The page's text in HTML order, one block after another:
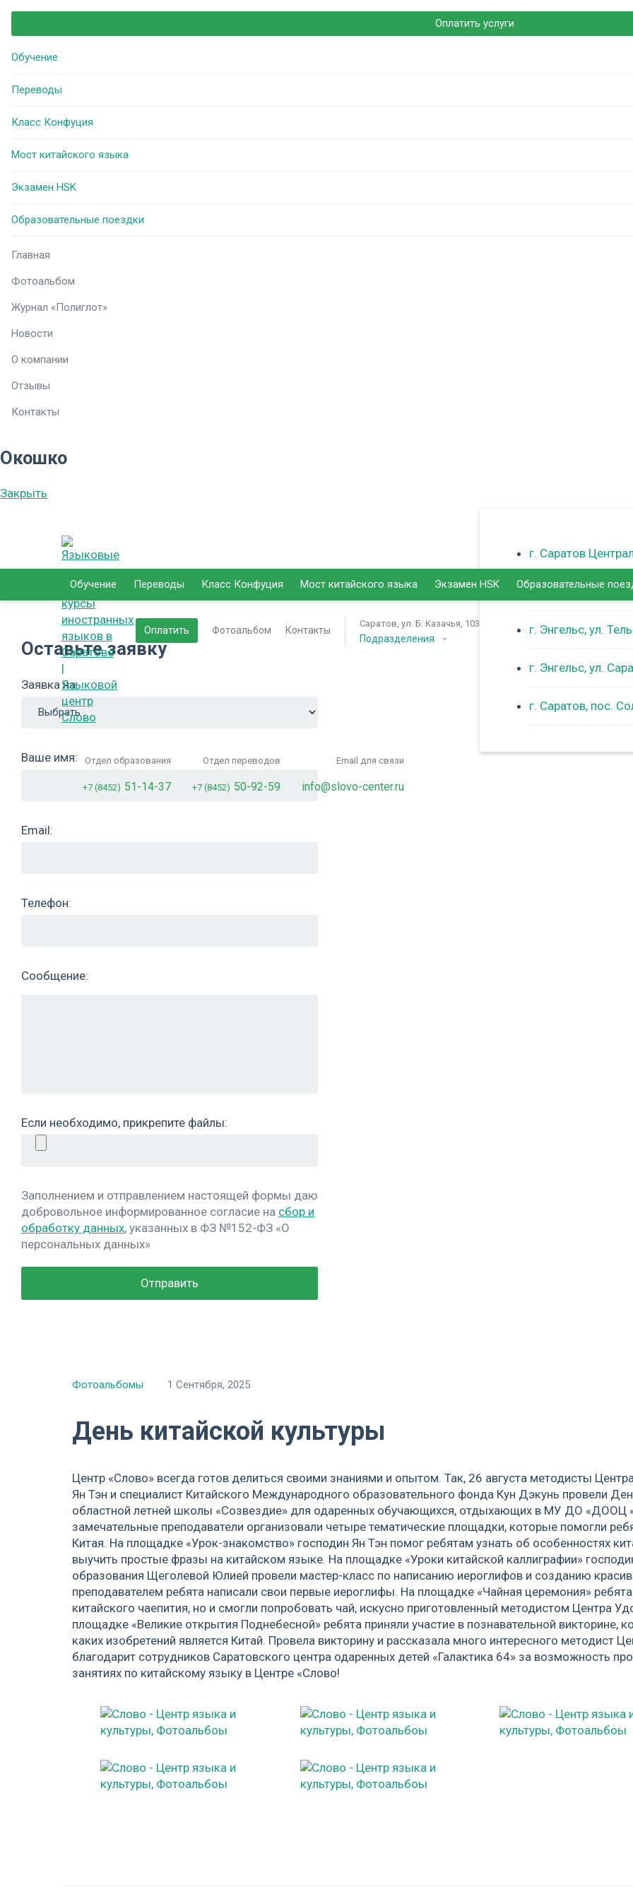
Оплатить услуги
Обучение
Переводы
Класс Конфуция
Мост китайского языка
Экзамен HSK
Образовательные поездки
Главная
Фотоальбом
Журнал «Полиглот»
Новости
О компании
Отзывы
Контакты
Окошко
Закрыть
Оплатить Фотоальбом Контакты
Саратов, ул. Б. Казачья, 103
Подразделения
г. Саратов
г. Балаково
г. Энгельс, ул.
г. Энгельс, ул.
г. Саратов, пос.
Отдел образования
+7 (8452) 51-14-37
Отдел переводов
+7 (8452) 50-92-59
Email для связи
info@slovo-center.ru
Обучение Переводы Класс Конфуция Мост китайского языка Экзамен HSK Образовательные
Оставьте заявку
Заявка на:
Ваше имя:
Email:
Телефон:
Сообщение:
Если необходимо, прикрепите файлы:
Заполнением и отправлением настоящей формы даю
добровольное информированное согласие на сбор и
обработку данных, указанных в ФЗ №152-ФЗ «О
персональных данных»
Фотоальбомы 1 Сентября, 2025
День китайской культуры
Центр «Слово» всегда готов делиться своими знаниями и опытом. Так, 26 августа методисты
Ян Тэн и специалист Китайского Международного образовательного фонда Кун Дэкунь провели
областной летней школы «Созвездие» для одаренных обучающихся, отдыхающих в МУ ДО «ДООЦ
замечательные преподаватели организовали четыре тематические площадки, которые помогли
Китая. На площадке «Урок-знакомство» господин Ян Тэн помог ребятам узнать об особенностях
выучить простые фразы на китайском языке. На площадке «Уроки китайской каллиграфии»
образования Щеголевой Юлией провели мастер-класс по написанию иероглифов и созданию
преподавателем ребята написали свои первые иероглифы. На площадке «Чайная церемония»
китайского чаепития, но и смогли попробовать чай, искусно приготовленный методистом Центра
площадке «Великие открытия Поднебесной» ребята приняли участие в познавательной викторине,
каких изобретений является Китай. Провела викторину и рассказала много интересного методист
благодарит сотрудников Саратовского центра одаренных детей «Галактика 64» за возможность
занятиях по китайскому языку в Центре «Слово!